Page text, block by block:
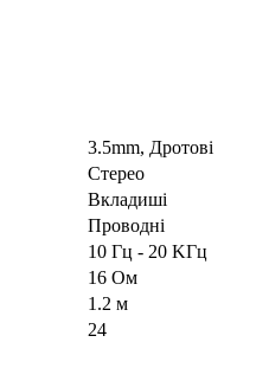
3.5mm, Дротові
Стерео
Вкладиші
Проводні
10 Гц - 20 KГц
16 Oм
1.2 м
24